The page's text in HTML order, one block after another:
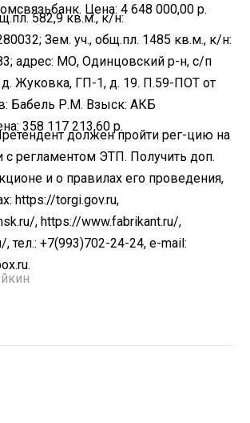
Цена: 4 648 000,00 р.
582,9 кв.м., к/н:
Зем. уч., общ.пл. 1485 кв.м., к/н:
адрес: МО, Одинцовский р-н, с/п
Жуковка, ГП-1, д. 19. П.59-ПОТ от
Бабель Р.М. Взыск: АКБ
358 117 213,60 р.
должен пройти рег-цию на
с регламентом ЭТП. Получить доп.
и о правилах его проведения,
https://torgi.gov.ru,
, https://www.fabrikant.ru/,
тел.: +7(993)702-24-24, e-mail: